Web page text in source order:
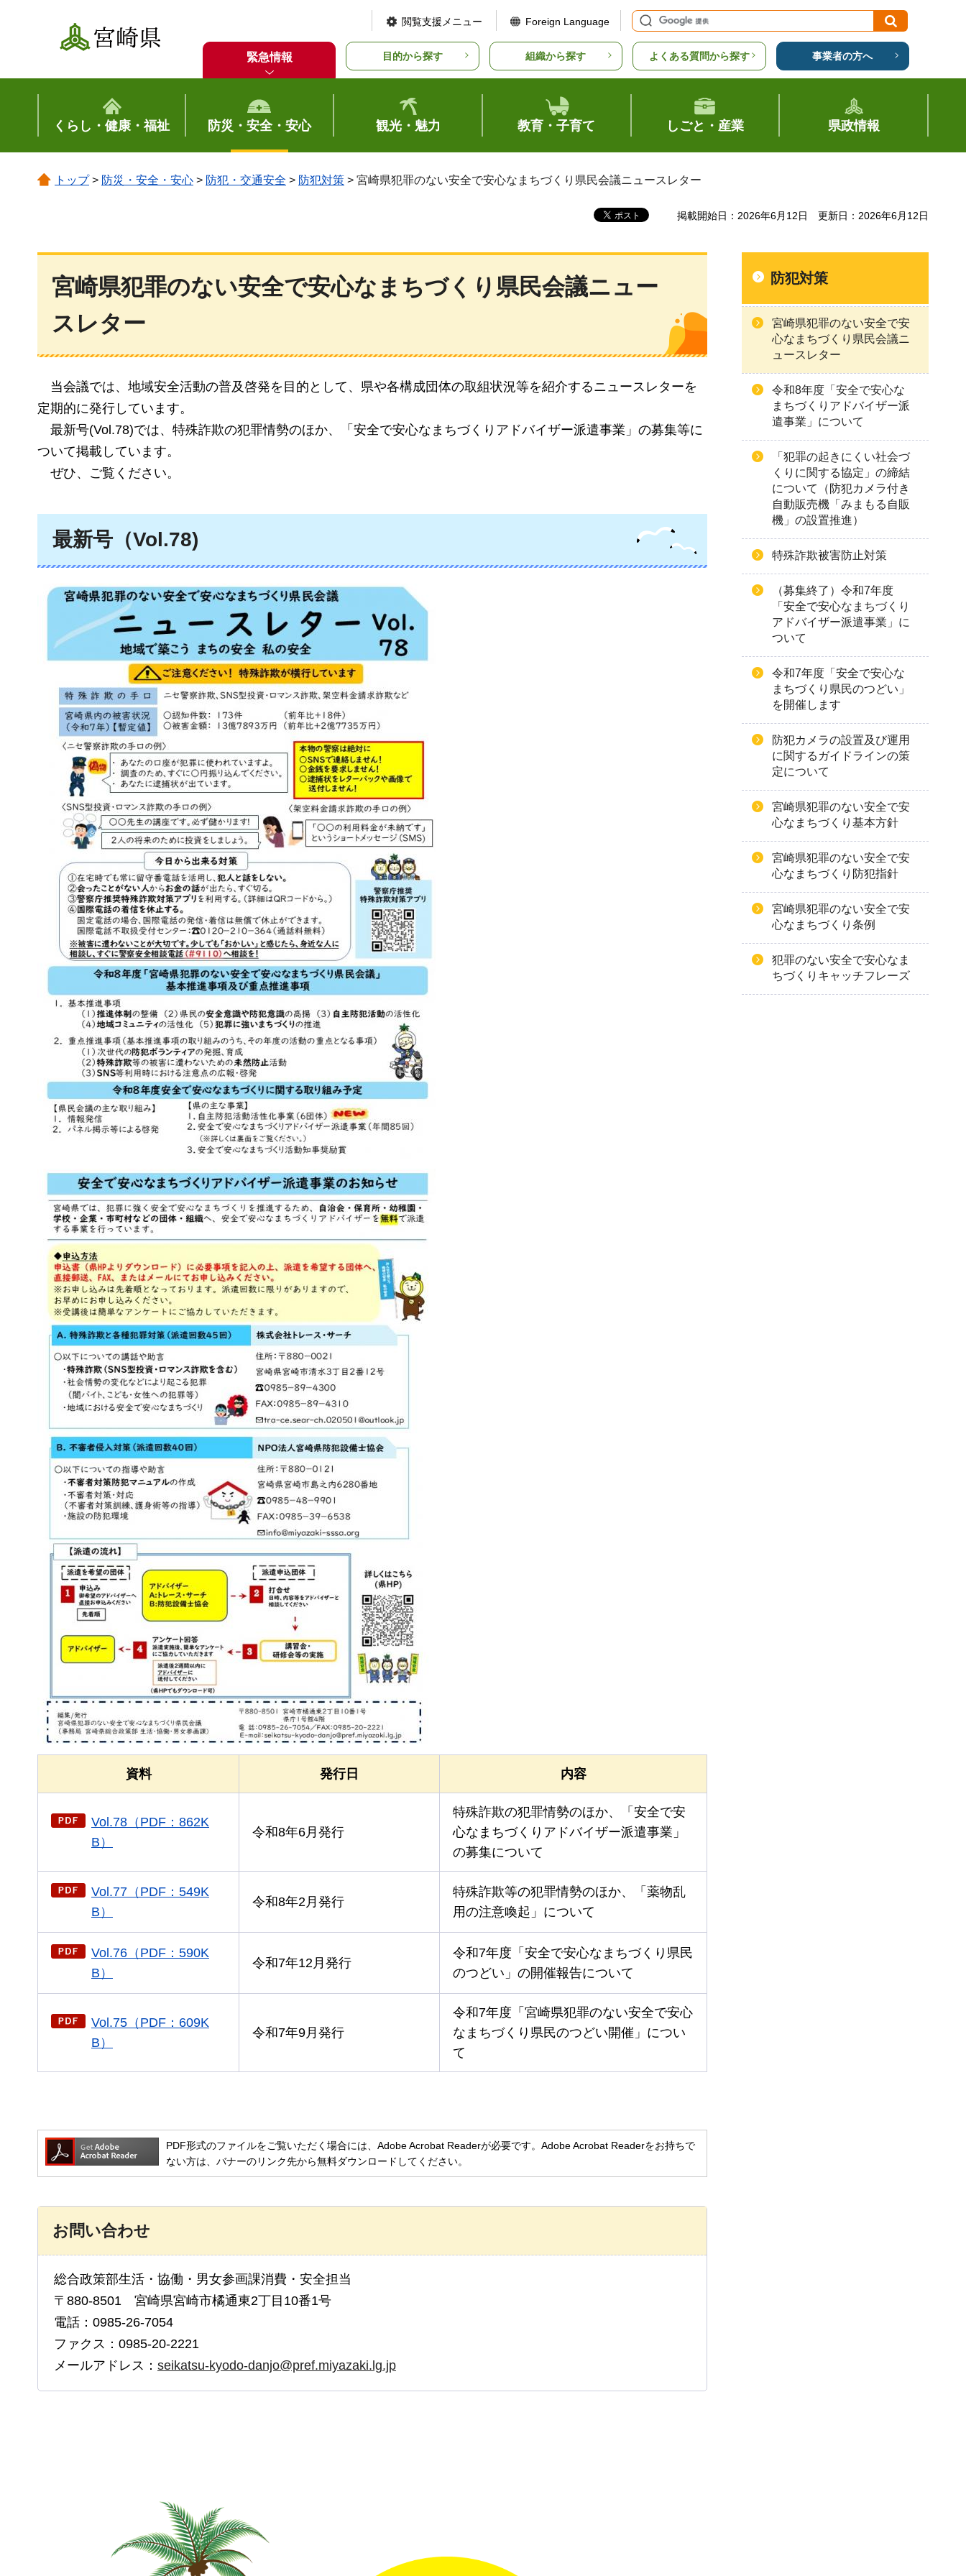
宮崎県
閲覧支援メニュー Foreign Language
緊急情報 目的から探す 組織から探す よくある質問から探す 事業者の方へ
くらし・健康・福祉 防災・安全・安心 観光・魅力 教育・子育て しごと・産業 県政情報
トップ> 防災・安全・安心 > 防犯・交通安全 > 防犯対策 > 宮崎県犯罪のない安全で安心なまちづくり県民会議ニュースレター
掲載開始日：2026年6月12日 更新日：2026年6月12日
宮崎県犯罪のない安全で安心なまちづくり県民会議ニュー
スレター
当会議では、地域安全活動の普及啓発を目的として、県や各構成団体の取組状況等を紹介するニュースレターを
定期的に発行しています。
最新号(Vol.78)では、特殊詐欺の犯罪情勢のほか、「安全で安心なまちづくりアドバイザー派遣事業」の募集等に
ついて掲載しています。
ぜひ、ご覧ください。
最新号（Vol.78)
資料 発行日 内容
Vol.78（PDF：862K
B）
令和8年6月発行
特殊詐欺の犯罪情勢のほか、「安全で安
心なまちづくりアドバイザー派遣事業」
の募集について
Vol.77（PDF：549K
B）
令和8年2月発行
特殊詐欺等の犯罪情勢のほか、「薬物乱
用の注意喚起」について
Vol.76（PDF：590K
B）
令和7年12月発行
令和7年度「安全で安心なまちづくり県民
のつどい」の開催報告について
Vol.75（PDF：609K
B）
令和7年9月発行
令和7年度「宮崎県犯罪のない安全で安心
なまちづくり県民のつどい開催」につい
て
PDF形式のファイルをご覧いただく場合には、Adobe Acrobat Readerが必要です。Adobe Acrobat Readerをお持ちで
ない方は、バナーのリンク先から無料ダウンロードしてください。
お問い合わせ
総合政策部生活・協働・男女参画課消費・安全担当
〒880-8501 宮崎県宮崎市橘通東2丁目10番1号
電話：0985-26-7054
ファクス：0985-20-2221
メールアドレス： seikatsu-kyodo-danjo@pref.miyazaki.lg.jp
防犯対策
宮崎県犯罪のない安全で安
心なまちづくり県民会議ニ
ュースレター
令和8年度「安全で安心な
まちづくりアドバイザー派
遣事業」について
「犯罪の起きにくい社会づ
くりに関する協定」の締結
について（防犯カメラ付き
自動販売機「みまもる自販
機」の設置推進）
特殊詐欺被害防止対策
（募集終了）令和7年度
「安全で安心なまちづくり
アドバイザー派遣事業」に
ついて
令和7年度「安全で安心な
まちづくり県民のつどい」
を開催します
防犯カメラの設置及び運用
に関するガイドラインの策
定について
宮崎県犯罪のない安全で安
心なまちづくり基本方針
宮崎県犯罪のない安全で安
心なまちづくり防犯指針
宮崎県犯罪のない安全で安
心なまちづくり条例
犯罪のない安全で安心なま
ちづくりキャッチフレーズ